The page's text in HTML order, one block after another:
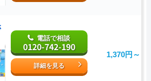
電話で相談
0120-742-190
詳細を見る
1,370円～